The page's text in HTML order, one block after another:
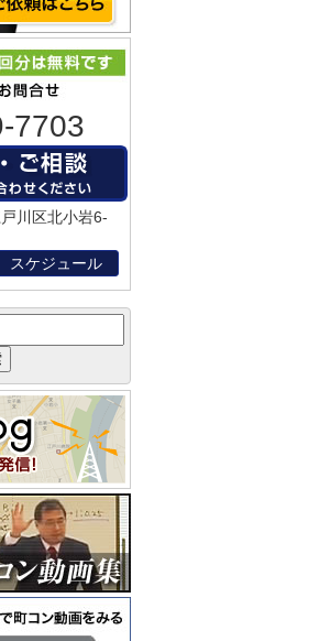
7703
川区北小岩6-
スケジュール